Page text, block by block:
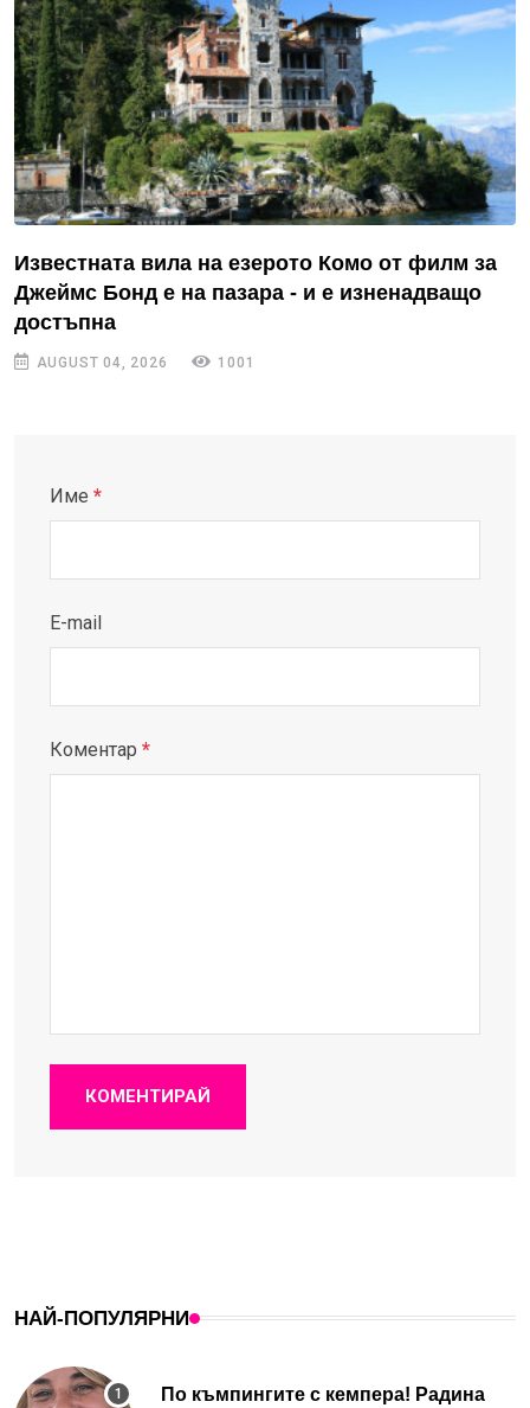
Известната вила на езерото Комо от филм за
Джеймс Бонд е на пазара - и е изненадващо
достъпна
AUGUST 04, 2026 1001
Име *
E-mail
Коментар *
КОМЕНТИРАЙ
НАЙ-ПОПУЛЯРНИ
По къмпингите с кемпера! Радина